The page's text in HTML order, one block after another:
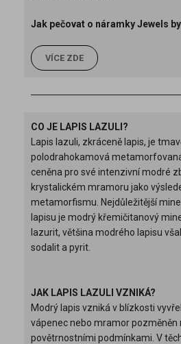
Jak pečovat o náramky Jewels
VÍCE ZDE
CO JE LAPIS LAZULI?
Lapis lazuli, zkráceně lapis, je
polodrahokamová
ceněna pro své intenzivní modré
krystalickém mramoru jako
metamorfismu. Nejdůležitější
lapisu je modrý křemičitanový
lazurit, většina modrého lapisu
sodalit a pyrit.
JAK LAPIS LAZULI VZNIKÁ?
Modrý lapis vzniká v blízkosti
vápenec nebo mramor pozměněn
povětrnostními podmínkami. V